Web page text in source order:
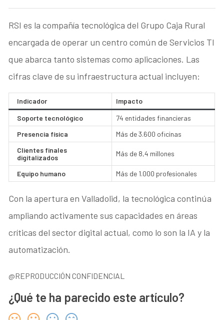
RSI es la compañía tecnológica del Grupo Caja Rural
encargada de operar un centro común de Servicios TI
que abarca tanto sistemas como aplicaciones. Las
cifras clave de su infraestructura actual incluyen:
Indicador
Impacto
Soporte tecnológico
74 entidades financieras
Presencia física
Más de 3.600 oficinas
Clientes finales
digitalizados
Más de 8,4 millones
Equipo humano Más de 1.000 profesionales
Con la apertura en Valladolid, la tecnológica continúa
ampliando activamente sus capacidades en áreas
críticas del sector digital actual, como lo son la IA y la
automatización.
@REPRODUCCIÓN CONFIDENCIAL
¿Qué te ha parecido este artículo?